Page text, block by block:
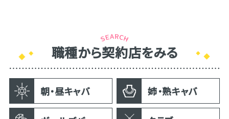
職種から契約店をみる
朝・昼キャバ 姉・熟キャバ